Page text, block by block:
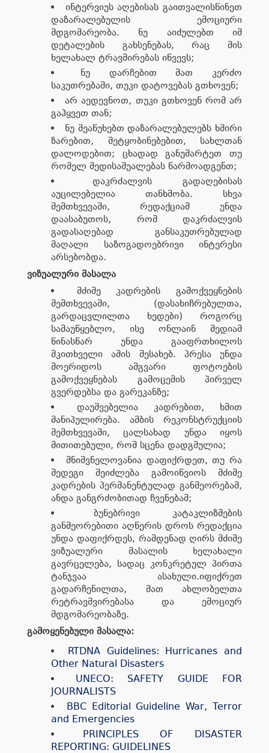
ინტერვიუს აღებისას გაითვალისწინეთ
დაზარალებულის ემოციური
მდგომარეობა. ნუ აიძულებთ იმ
დეტალების გახსენებას, რაც მის
ხელახალ ტრავმირებას იწვევს;
ნუ დარჩებით მათ კერძო
საკუთრებაში, თუკი დატოვებას გთხოვენ;
არ აედევნოთ, თუკი გთხოვენ რომ არ
გაჰყვეთ თან;
ნუ შეაწუხებთ დაზარალებულებს ხშირი
ზარებით, შეტყობინებებით, სახლთან
დალოდებით; ცხადად განუმარტეთ თუ
რომელ მედისაშუალებას წარმოადგენთ;
დაკრძალვის გადაღებისას
აუცილებელია თანხმობა. სხვა
შემთხვევაში, რედაქციამ უნდა
დაასაბუთოს, რომ დაკრძალვის
გადასაღებად განსაკუთრებულად
მაღალი საზოგადოებრივი ინტერესი
არსებობდა.
ვიზუალური მასალა
მძიმე კადრების გამოქვეყნების
შემთხვევაში, (დასახიჩრებულთა,
გარდაცვლილთა ხედები) როგორც
სამაუწყებლო, ისე ონლაინ მედიამ
წინასწარ უნდა გააფრთხილოს
მკითხველი ამის შესახებ. პრესა უნდა
მოერიდოს ამგვარი ფოტოების
გამოქვეყნებას გამოცემის პირველ
გვერდებსა და გარეკანზე;
დაუშვებელია კადრებით, ხმით
მანიპულირება. ამბის რეკონსტრუქციის
შემთხვევაში, ცალსახად უნდა იყოს
მითითებული, რომ სცენა დადგმულია;
მნიშვნელოვანია დაფიქრდეთ, თუ რა
შედეგი შეიძლება გამოიწვიოს მძიმე
კადრების პერმანენტულად განმეორებამ,
ანდა განგრძობითად ჩვენებამ;
ბუნებრივი კატაკლიზმების
განმეორებითი აღწერის დროს რედაქცია
უნდა დაფიქრდეს, რამდენად ღირს მძიმე
ვიზუალური მასალის ხელახალი
გავრცელება, სადაც კონკრეტულ პირთა
ტანჯვაა ასახული.იფიქრეთ
გადარჩენილთა, მათ ახლობელთა
რეტრავმვირებასა და ემოციურ
მდგომარეობაზე.
გამოყენებული მასალა:
RTDNA Guidelines: Hurricanes and
Other Natural Disasters
UNECO: SAFETY GUIDE FOR
JOURNALISTS
BBC Editorial Guideline War, Terror
and Emergencies
PRINCIPLES OF DISASTER
REPORTING: GUIDELINES